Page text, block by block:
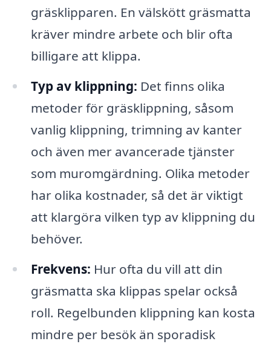
gräsklipparen. En välskött gräsmatta
kräver mindre arbete och blir ofta
billigare att klippa.
Typ av klippning: Det finns olika
metoder för gräsklippning, såsom
vanlig klippning, trimning av kanter
och även mer avancerade tjänster
som muromgärdning. Olika metoder
har olika kostnader, så det är viktigt
att klargöra vilken typ av klippning du
behöver.
Frekvens: Hur ofta du vill att din
gräsmatta ska klippas spelar också
roll. Regelbunden klippning kan kosta
mindre per besök än sporadisk